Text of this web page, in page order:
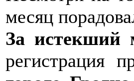
месяц
За истекший
регистрация